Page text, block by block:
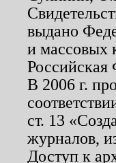
выдано
и массовых
Российская
В 2006 г.
ст. 13
журналов,
Доступ к